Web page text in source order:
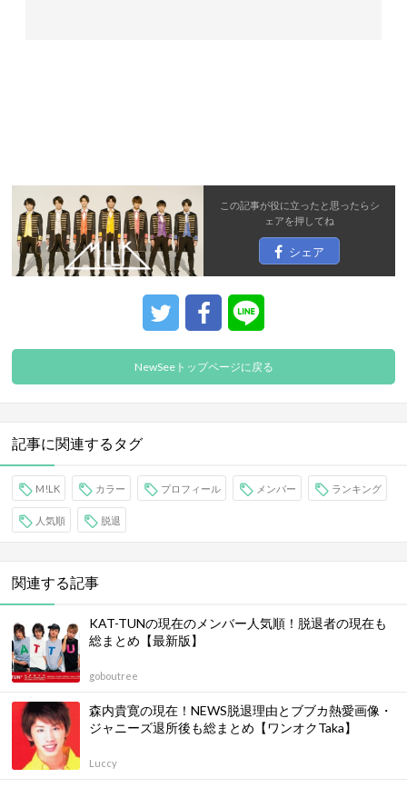
この記事が役に立ったと思ったらシ
ェアを押してね
シェア
NewSeeトップページに戻る
記事に関連するタグ
M!LK カラー プロフィール メンバー ランキング
人気順 脱退
関連する記事
KAT-TUNの現在のメンバー人気順！脱退者の現在も
総まとめ【最新版】
goboutree
森内貴寛の現在！NEWS脱退理由とブブカ熱愛画像・
ジャニーズ退所後も総まとめ【ワンオクTaka】
Luccy